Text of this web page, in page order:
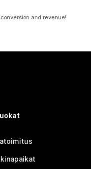
and revenue!